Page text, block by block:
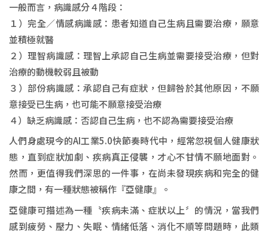
一般而言，病識感分４階段：
１）完全／情感病識感：患者知道自己生病且需要治療，願意
並積極就醫
２）理智病識感：理智上承認自己生病並需要接受治療，但對
治療的動機較弱且被動
３）部份病識感：承認自己有症狀，但歸咎於其他原因，不願
意接受已生病，也可能不願意接受治療
４）缺乏病識感：否認自己生病，也不認為需要接受治療
人們身處現今的AI工業5.0快節奏時代中，經常忽視個人健康狀
態，直到症狀加劇、疾病真正侵襲，才心不甘情不願地面對。
然而，更值得我們深思的一件事，在尚未發現疾病和完全的健
康之間，有一種狀態被稱作『亞健康』。
亞健康可描述為一種〝疾病未滿、症狀以上〞的情況，當我們
感到疲勞、壓力、失眠、情緒低落、消化不順等問題時，此類